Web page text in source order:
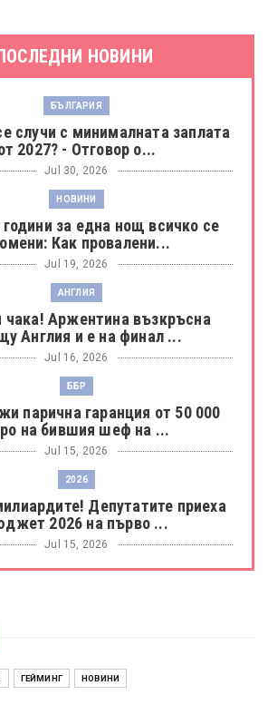
НОВИНИ
БЪЛГАРИЯ
случи с минималната заплата
2027? - Отговор о...
Jul 30, 2026
НОВИНИ
за една нощ всичко се
Как провалени...
Jul 19, 2026
АНГЛИЯ
чака! Аржентина възкръсна
Англия и е на финал ...
Jul 16, 2026
ББР
парична гаранция от 50 000
на бившия шеф на ...
Jul 15, 2026
2026
Депутатите приеха
2026 на първо ...
Jul 15, 2026
БОРАЦ
Испания пречупи Франция и е
ГЕЙМИНГ НОВИНИ